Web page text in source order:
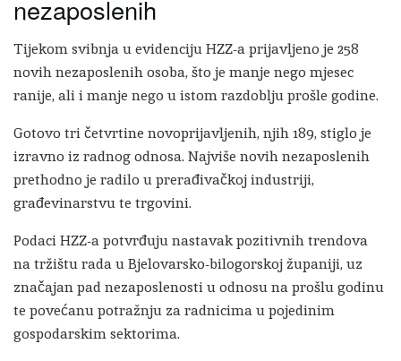
nezaposlenih
Tijekom svibnja u evidenciju HZZ-a prijavljeno je 258
novih nezaposlenih osoba, što je manje nego mjesec
ranije, ali i manje nego u istom razdoblju prošle godine.
Gotovo tri četvrtine novoprijavljenih, njih 189, stiglo je
izravno iz radnog odnosa. Najviše novih nezaposlenih
prethodno je radilo u prerađivačkoj industriji,
građevinarstvu te trgovini.
Podaci HZZ-a potvrđuju nastavak pozitivnih trendova
na tržištu rada u Bjelovarsko-bilogorskoj županiji, uz
značajan pad nezaposlenosti u odnosu na prošlu godinu
te povećanu potražnju za radnicima u pojedinim
gospodarskim sektorima.